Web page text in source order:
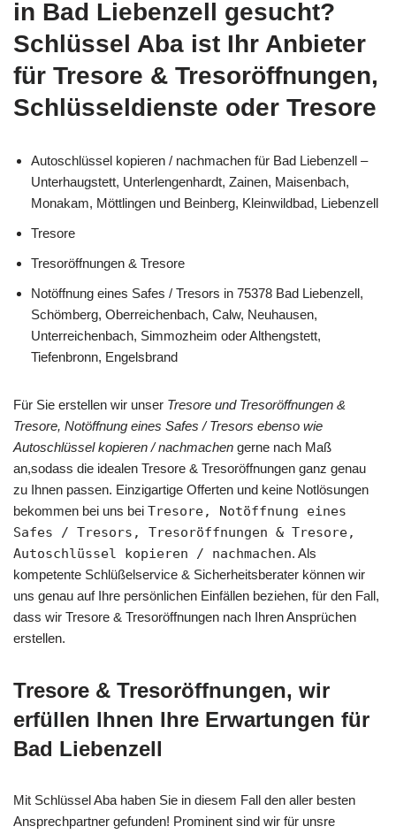
in Bad Liebenzell gesucht?
Schlüssel Aba ist Ihr Anbieter
für Tresore & Tresoröffnungen,
Schlüsseldienste oder Tresore
Autoschlüssel kopieren / nachmachen für Bad Liebenzell –
Unterhaugstett, Unterlengenhardt, Zainen, Maisenbach,
Monakam, Möttlingen und Beinberg, Kleinwildbad, Liebenzell
Tresore
Tresoröffnungen & Tresore
Notöffnung eines Safes / Tresors in 75378 Bad Liebenzell,
Schömberg, Oberreichenbach, Calw, Neuhausen,
Unterreichenbach, Simmozheim oder Althengstett,
Tiefenbronn, Engelsbrand
Für Sie erstellen wir unser Tresore und Tresoröffnungen &
Tresore, Notöffnung eines Safes / Tresors ebenso wie
Autoschlüssel kopieren / nachmachen gerne nach Maß
an,sodass die idealen Tresore & Tresoröffnungen ganz genau
zu Ihnen passen. Einzigartige Offerten und keine Notlösungen
bekommen bei uns bei Tresore, Notöffnung eines
Safes / Tresors, Tresoröffnungen & Tresore,
Autoschlüssel kopieren / nachmachen. Als
kompetente Schlüßelservice & Sicherheitsberater können wir
uns genau auf Ihre persönlichen Einfällen beziehen, für den Fall,
dass wir Tresore & Tresoröffnungen nach Ihren Ansprüchen
erstellen.
Tresore & Tresoröffnungen, wir
erfüllen Ihnen Ihre Erwartungen für
Bad Liebenzell
Mit Schlüssel Aba haben Sie in diesem Fall den aller besten
Ansprechpartner gefunden! Prominent sind wir für unsre